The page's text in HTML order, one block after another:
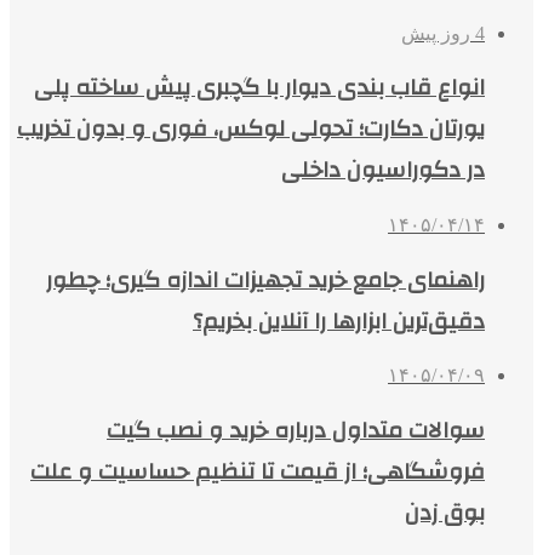
4 روز پیش
انواع قاب بندی دیوار با گچبری پیش ساخته پلی
یورتان دکارت؛ تحولی لوکس، فوری و بدون تخریب
در دکوراسیون داخلی
۱۴۰۵/۰۴/۱۴
راهنمای جامع خرید تجهیزات اندازه گیری؛ چطور
دقیق‌ترین ابزارها را آنلاین بخریم؟
۱۴۰۵/۰۴/۰۹
سوالات متداول درباره خرید و نصب گیت
فروشگاهی؛ از قیمت تا تنظیم حساسیت و علت
بوق زدن